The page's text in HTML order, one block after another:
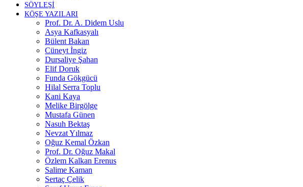
SÖYLEŞİ
KÖŞE YAZILARI
Prof. Dr. A. Didem Uslu
Asya Kafkasyalı
Bülent Bakan
Cüneyt İngiz
Dursaliye Şahan
Elif Doruk
Funda Gökgücü
Hilal Serra Toplu
Kani Kaya
Melike Birgölge
Mustafa Günen
Nasuh Bektaş
Nevzat Yılmaz
Oğuz Kemal Özkan
Prof. Dr. Oğuz Makal
Özlem Kalkan Erenus
Salime Kaman
Sertaç Çelik